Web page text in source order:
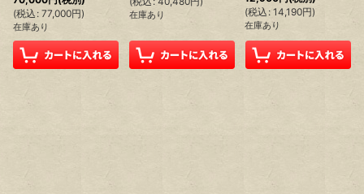
(税込 : 77,000円)
在庫あり
在庫あり
(税込 : 14,190円)
在庫あり